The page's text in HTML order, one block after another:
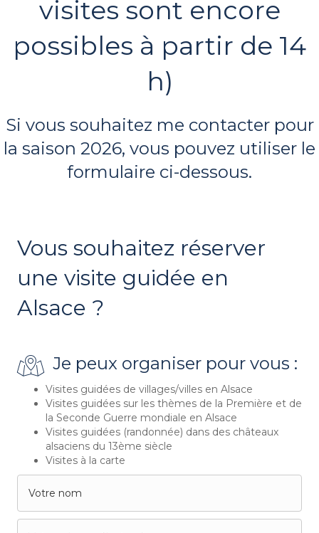
visites sont encore
possibles à partir de 14
h)
Si vous souhaitez me contacter pour
la saison 2026, vous pouvez utiliser le
formulaire ci-dessous.
Vous souhaitez réserver
une visite guidée en
Alsace ?
Je peux organiser pour vous :
Visites guidées de villages/villes en Alsace
Visites guidées sur les thèmes de la Première et de
la Seconde Guerre mondiale en Alsace
Visites guidées (randonnée) dans des châteaux
alsaciens du 13ème siècle
Visites à la carte